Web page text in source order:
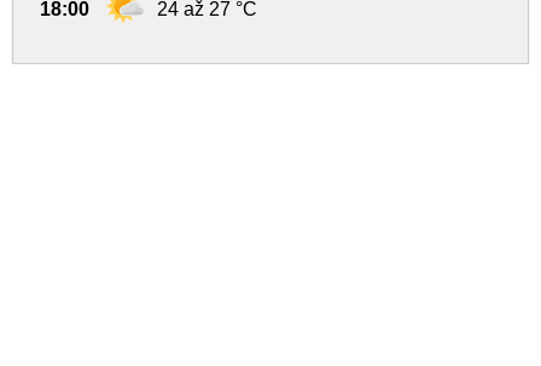
18:00 24 až 27 °C